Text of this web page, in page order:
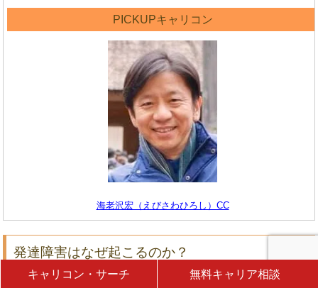
キャリコン・サーチ 無料キャリア相談
PICKUPキャリコン
海老沢宏（えびさわひろし）CC
発達障害はなぜ起こるのか？